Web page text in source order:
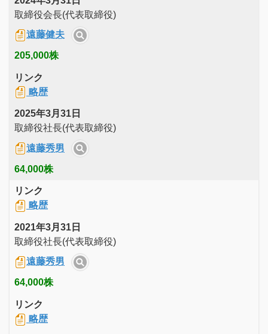
取締役会長(代表取締役)
遠藤健夫
205,000株
リンク
略歴
2025年3月31日
取締役社長(代表取締役)
遠藤秀男
64,000株
リンク
略歴
2021年3月31日
取締役社長(代表取締役)
遠藤秀男
64,000株
リンク
略歴